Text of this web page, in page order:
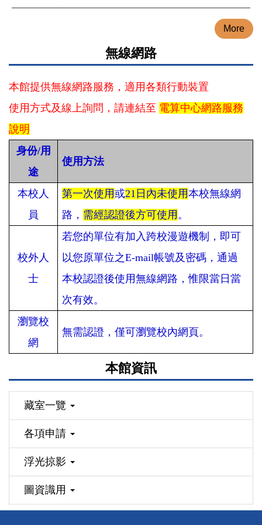
More
無線網路
本館提供無線網路服務，適用各類行動裝置
使用方式及線上詢問，請連結至 電算中心網路服務
說明
身份/用
途
使用方法
本校人
員
第一次使用或21日內未使用本校無線網
路， 需經認證後方可使用 。
校外人
士
若您的單位有加入跨校漫遊機制，即可
以您原單位之E-mail帳號及密碼，通過
本校認證後使用無線網路，惟限當日當
次有效。
瀏覽校
網
無需認證，僅可瀏覽校內網頁。
本館資訊
藏室一覽
各項申請
浮光掠影
圖資識用